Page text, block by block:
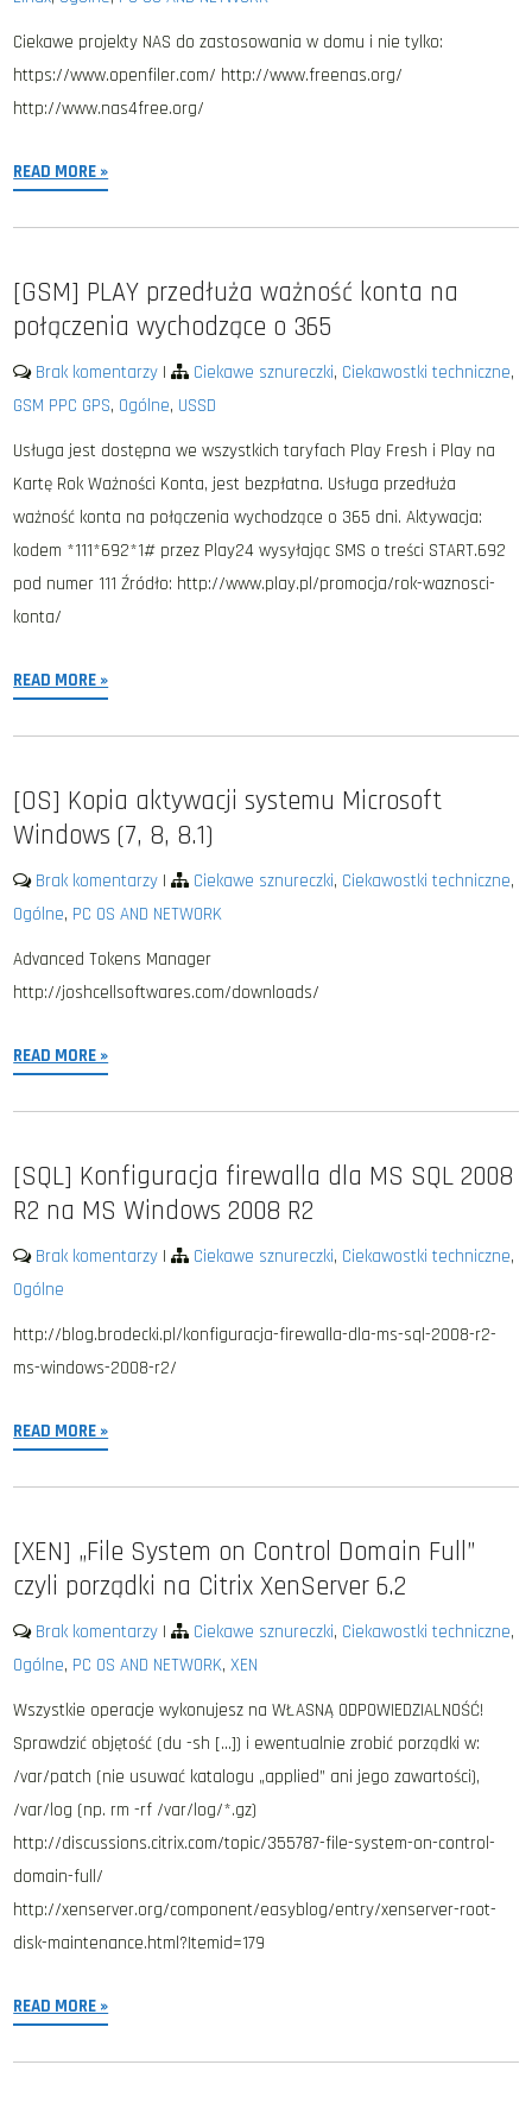
Ciekawe projekty NAS do zastosowania w domu i nie tylko:
https://www.openfiler.com/ http://www.freenas.org/
http://www.nas4free.org/
READ MORE »
[GSM] PLAY przedłuża ważność konta na
połączenia wychodzące o 365
Brak komentarzy | Ciekawe sznureczki, Ciekawostki techniczne,
GSM PPC GPS, Ogólne, USSD
Usługa jest dostępna we wszystkich taryfach Play Fresh i Play na
Kartę Rok Ważności Konta, jest bezpłatna. Usługa przedłuża
ważność konta na połączenia wychodzące o 365 dni. Aktywacja:
kodem *111*692*1# przez Play24 wysyłając SMS o treści START.692
pod numer 111 Źródło: http://www.play.pl/promocja/rok-waznosci-
konta/
READ MORE »
[OS] Kopia aktywacji systemu Microsoft
Windows (7, 8, 8.1)
Brak komentarzy | Ciekawe sznureczki, Ciekawostki techniczne,
Ogólne, PC OS AND NETWORK
Advanced Tokens Manager
http://joshcellsoftwares.com/downloads/
READ MORE »
[SQL] Konfiguracja firewalla dla MS SQL 2008
R2 na MS Windows 2008 R2
Brak komentarzy | Ciekawe sznureczki, Ciekawostki techniczne,
Ogólne
http://blog.brodecki.pl/konfiguracja-firewalla-dla-ms-sql-2008-r2-
ms-windows-2008-r2/
READ MORE »
[XEN] „File System on Control Domain Full”
czyli porządki na Citrix XenServer 6.2
Brak komentarzy | Ciekawe sznureczki, Ciekawostki techniczne,
Ogólne, PC OS AND NETWORK,XEN
Wszystkie operacje wykonujesz na WŁASNĄ ODPOWIEDZIALNOŚĆ!
Sprawdzić objętość (du -sh […]) i ewentualnie zrobić porządki w:
/var/patch (nie usuwać katalogu „applied” ani jego zawartości),
/var/log (np. rm -rf /var/log/*.gz)
http://discussions.citrix.com/topic/355787-file-system-on-control-
domain-full/
http://xenserver.org/component/easyblog/entry/xenserver-root-
disk-maintenance.html?Itemid=179
READ MORE »